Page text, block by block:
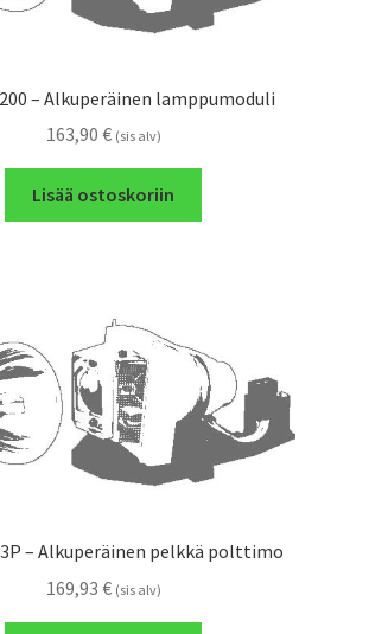
– Alkuperäinen lamppumoduli
163,90 € (sis alv)
Lisää ostoskoriin
– Alkuperäinen pelkkä polttimo
169,93 € (sis alv)